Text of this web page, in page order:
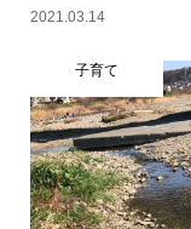
2021.03.14
子育て